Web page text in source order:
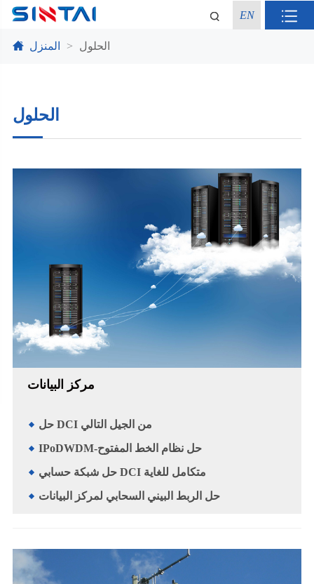
EN
المنزل الحلول
الحلول
مركز البيانات
حل DCI من الجيل التالي
IPoDWDM-حل نظام الخط المفتوح
حل شبكة حسابي DCI متكامل للغاية
حل الربط البيني السحابي لمركز البيانات